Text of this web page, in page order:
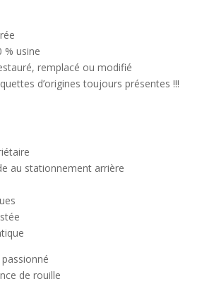
% usine
remplacé ou modifié
d’origines toujours présentes !!!
au stationnement arrière
de rouille